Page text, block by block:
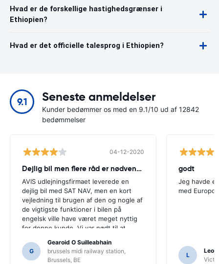
Hvad er de forskellige hastighedsgrænser i
Ethiopien?
Hvad er det officielle talesprog i Ethiopien?
9.1 Seneste anmeldelser
Kunder bedømmer os med en 9.1/10 ud af 12842
bedømmelser
04-12-2020
Dejlig bil men flere råd er nødvendige
AVIS udlejningsfirmaet leverede en
dejlig bil med SAT NAV, men en kort
vejledning til brugen af ​​den og nogle af
de vigtigste funktioner i bilen på
engelsk ville have været meget nyttig
for denne kunde. Vi var nødt til at
vejledning, og kun for det kunne vi ikke
have regnet ud af SAT NAV's
G
Gearoid O Suilleabhain
brussels midi railway station,
Brussels, BE
godt
Jeg havde
med
L